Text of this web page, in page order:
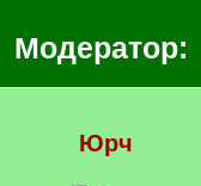
Модератор:
Юрч